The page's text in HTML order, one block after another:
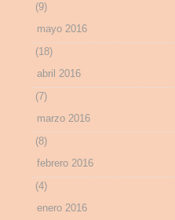
(9)
mayo 2016
(18)
abril 2016
(7)
marzo 2016
(8)
febrero 2016
(4)
enero 2016